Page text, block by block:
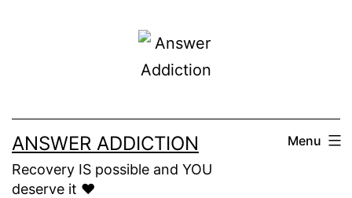
ANSWER ADDICTION
Recovery IS possible and YOU
deserve it ❤️
Menu